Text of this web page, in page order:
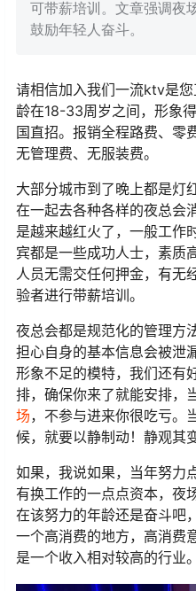
可带薪培训。文章强调夜
鼓励年轻人奋斗。
请相信加入我们一流ktv是您
龄在18-33周岁之间，形象
国直招。报销全程路费、零
无管理费、无服装费。
大部分城市到了晚上都是灯
在一起去各种各样的夜总会
是越来越红火了，一般工作
宾都是一些成功人士，素质
人员无需交任何押金，有无
验者进行带薪培训。
夜总会都是规范化的管理方
担心自身的基本信息会被泄
形象不足的模特，我们还有
排，确保你来了就能安排，
场，不参与进来你很吃亏。
候，就要以静制动！静观其
如果，我说如果，当年努力
有换工作的一点点资本，夜
在该努力的年龄还是奋斗吧
一个高消费的地方，高消费
是一个收入相对较高的行业。